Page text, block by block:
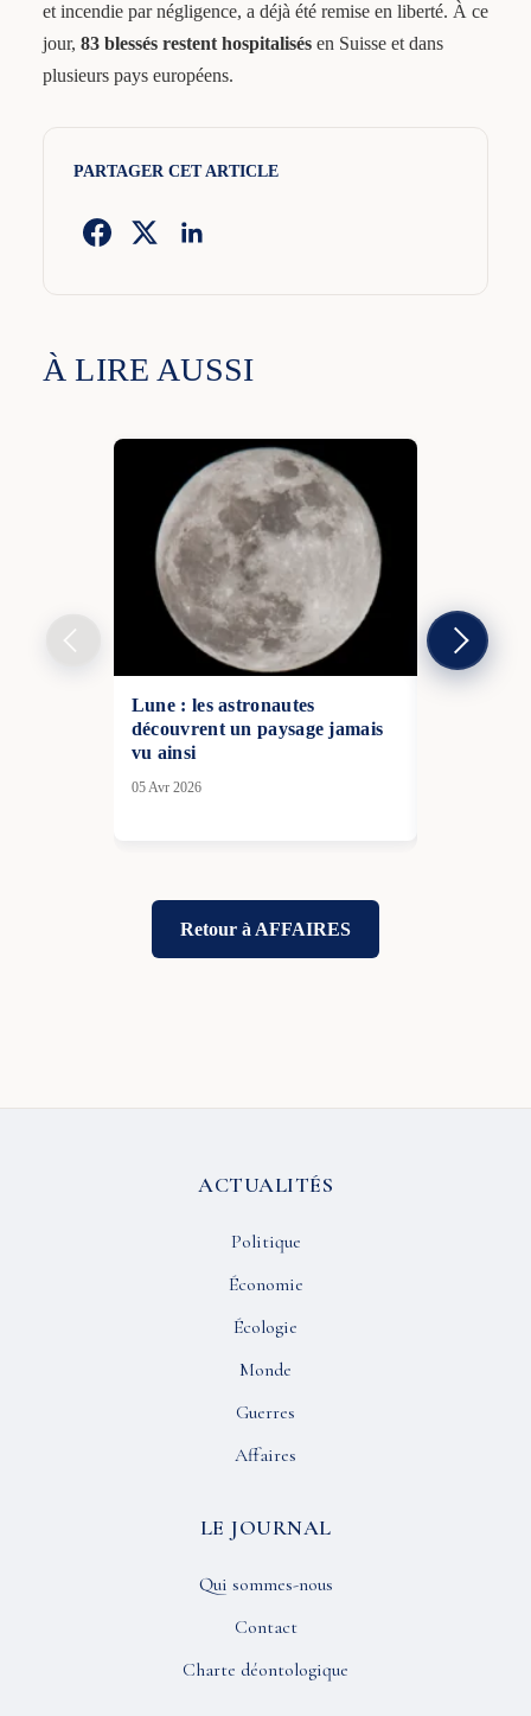
et incendie par négligence, a déjà été remise en liberté. À ce
jour, 83 blessés restent hospitalisésen Suisse et dans
plusieurs pays européens.
PARTAGER CET ARTICLE
À LIRE AUSSI
Lune : les astronautes
découvrent un paysage jamais
vu ainsi
05 Avr 2026
Retour à AFFAIRES
ACTUALITÉS
Politique
Économie
Écologie
Monde
Guerres
Affaires
LE JOURNAL
Qui sommes-nous
Contact
Charte déontologique